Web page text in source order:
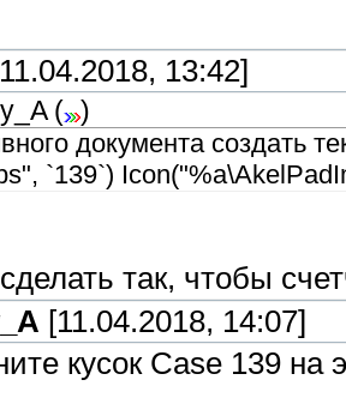
13:42]
(
)
документа создать
`139`)
так, чтобы
[11.04.2018, 14:07]
кусок Case 139 на